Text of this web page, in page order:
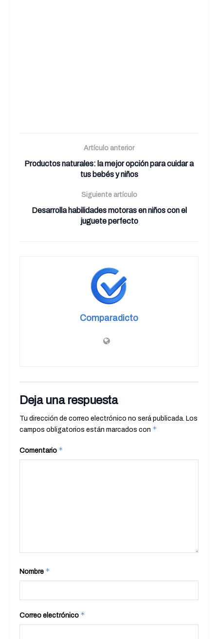
Artículo anterior
Productos naturales: la mejor opción para cuidar a
tus bebés y niños
Siguiente artículo
Desarrolla habilidades motoras en niños con el
juguete perfecto
Comparadicto
Deja una respuesta
Tu dirección de correo electrónico no será publicada. Los
campos obligatorios están marcados con *
Comentario *
Nombre *
Correo electrónico *